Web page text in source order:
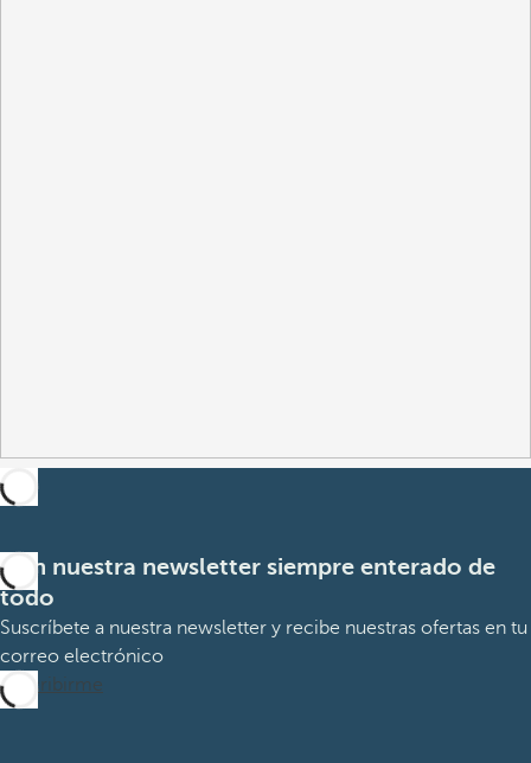
Con nuestra newsletter siempre enterado de
todo
Suscríbete a nuestra newsletter y recibe nuestras ofertas en tu
correo electrónico
Suscribirme